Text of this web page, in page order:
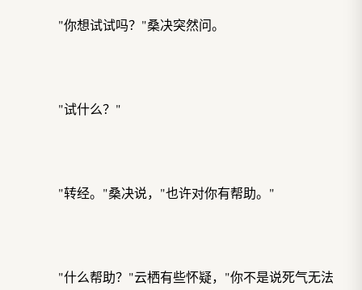
"你想试试吗？"桑决突然问。
"试什么？"
"转经。"桑决说，"也许对你有帮助。"
"什么帮助？"云栖有些怀疑，"你不是说死气无法